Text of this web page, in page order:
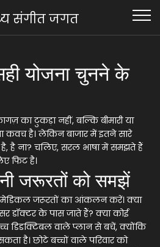
संगीत जगत
योजना चुनने के
का टुकड़ा नहीं, बल्कि बीमारी या
कवच है। लेकिन बाजार में इतने सारे
है ना? चलिए, सरल भाषा में समझते हैं
फिट है।
जरूरतों को समझें
मेडिकल जरूरतों का आंकलन करें। क्या
के पास जाते हैं? क्या कोई
डिडक्टिबल वाले प्लान से बचें, क्योंकि
है। छोटे बच्चों वाले परिवार को